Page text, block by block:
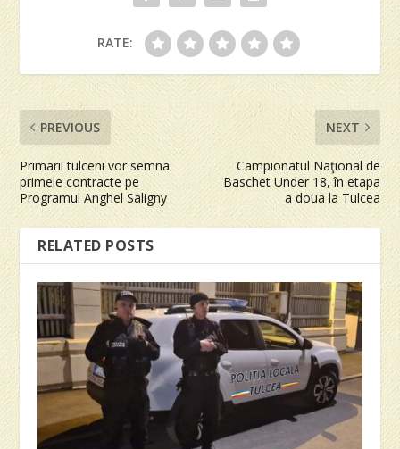
RATE:
PREVIOUS
Primarii tulceni vor semna
primele contracte pe
Programul Anghel Saligny
NEXT
Campionatul Naţional de
Baschet Under 18, în etapa
a doua la Tulcea
RELATED POSTS